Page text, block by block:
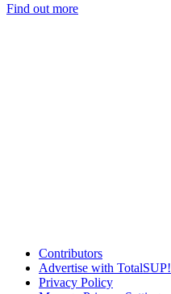
Find out more
Contributors
Advertise with TotalSUP!
Privacy Policy